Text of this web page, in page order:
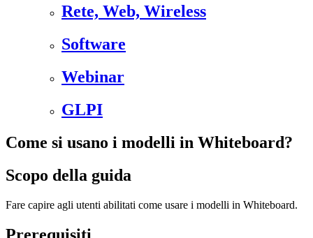
Rete, Web, Wireless
Software
Webinar
GLPI
Come si usano i modelli in Whiteboard?
Scopo della guida
Fare capire agli utenti abilitati come usare i modelli in Whiteboard.
Prerequisiti